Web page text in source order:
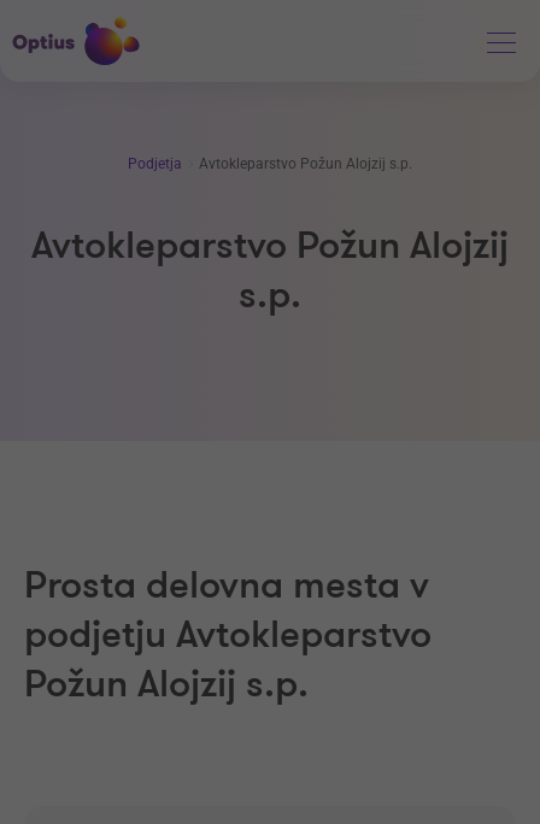
Podjetja Avtokleparstvo Požun Alojzij s.p.
Avtokleparstvo Požun Alojzij
s.p.
Prosta delovna mesta v
podjetju Avtokleparstvo
Požun Alojzij s.p.